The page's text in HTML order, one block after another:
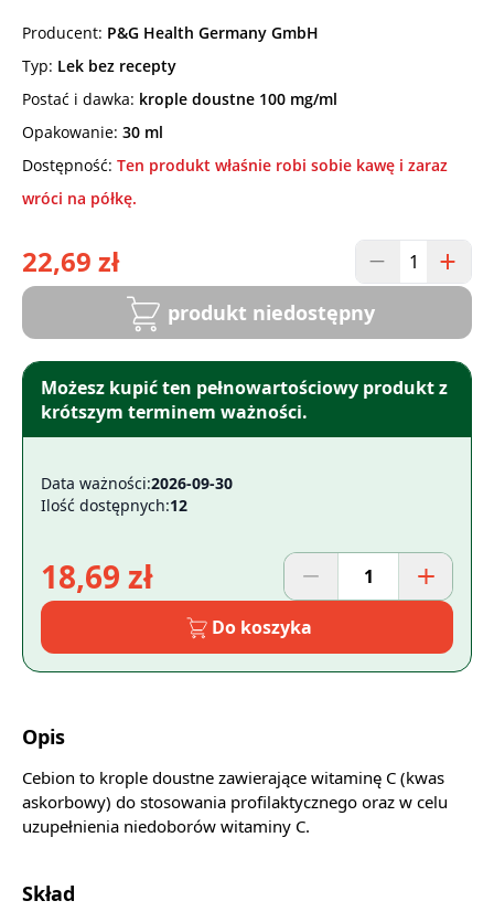
Producent: P&G Health Germany GmbH
Typ: Lek bez recepty
Postać i dawka: krople doustne 100 mg/ml
Opakowanie: 30 ml
Dostępność: Ten produkt właśnie robi sobie kawę i zaraz
wróci na półkę.
22,69 zł
produkt niedostępny
Możesz kupić ten pełnowartościowy produkt z
krótszym terminem ważności.
Data ważności:2026-09-30
Ilość dostępnych:12
18,69 zł
Do koszyka
Opis
Cebion to krople doustne zawierające witaminę C (kwas
askorbowy) do stosowania profilaktycznego oraz w celu
uzupełnienia niedoborów witaminy C.
Skład